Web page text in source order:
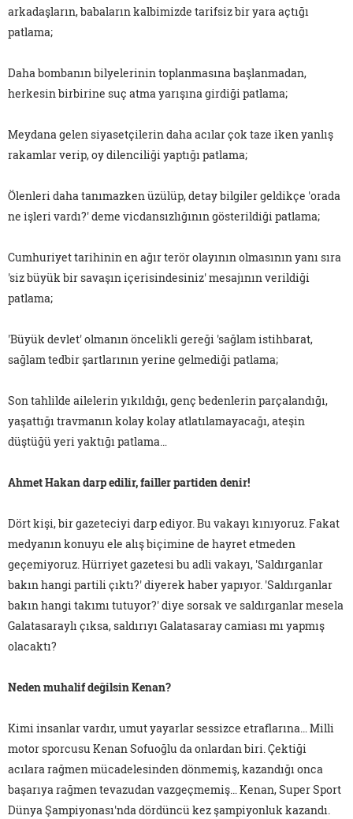
arkadaşların, babaların kalbimizde tarifsiz bir yara açtığı
patlama;
Daha bombanın bilyelerinin toplanmasına başlanmadan,
herkesin birbirine suç atma yarışına girdiği patlama;
Meydana gelen siyasetçilerin daha acılar çok taze iken yanlış
rakamlar verip, oy dilenciliği yaptığı patlama;
Ölenleri daha tanımazken üzülüp, detay bilgiler geldikçe 'orada
ne işleri vardı?' deme vicdansızlığının gösterildiği patlama;
Cumhuriyet tarihinin en ağır terör olayının olmasının yanı sıra
'siz büyük bir savaşın içerisindesiniz' mesajının verildiği
patlama;
'Büyük devlet' olmanın öncelikli gereği 'sağlam istihbarat,
sağlam tedbir şartlarının yerine gelmediği patlama;
Son tahlilde ailelerin yıkıldığı, genç bedenlerin parçalandığı,
yaşattığı travmanın kolay kolay atlatılamayacağı, ateşin
düştüğü yeri yaktığı patlama…
Ahmet Hakan darp edilir, failler partiden denir!
Dört kişi, bir gazeteciyi darp ediyor. Bu vakayı kınıyoruz. Fakat
medyanın konuyu ele alış biçimine de hayret etmeden
geçemiyoruz. Hürriyet gazetesi bu adli vakayı, 'Saldırganlar
bakın hangi partili çıktı?' diyerek haber yapıyor. 'Saldırganlar
bakın hangi takımı tutuyor?' diye sorsak ve saldırganlar mesela
Galatasaraylı çıksa, saldırıyı Galatasaray camiası mı yapmış
olacaktı?
Neden muhalif değilsin Kenan?
Kimi insanlar vardır, umut yayarlar sessizce etraflarına… Milli
motor sporcusu Kenan Sofuoğlu da onlardan biri. Çektiği
acılara rağmen mücadelesinden dönmemiş, kazandığı onca
başarıya rağmen tevazudan vazgeçmemiş… Kenan, Super Sport
Dünya Şampiyonası'nda dördüncü kez şampiyonluk kazandı.